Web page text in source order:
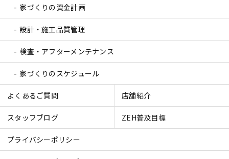
家づくりの資金計画
設計・施工品質管理
検査・アフターメンテナンス
家づくりのスケジュール
よくあるご質問 店舗紹介
スタッフブログ ZEH普及目標
プライバシーポリシー